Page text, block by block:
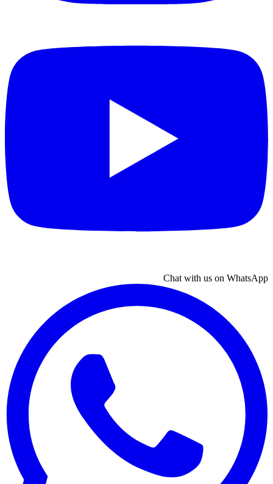
Chat with us on WhatsApp